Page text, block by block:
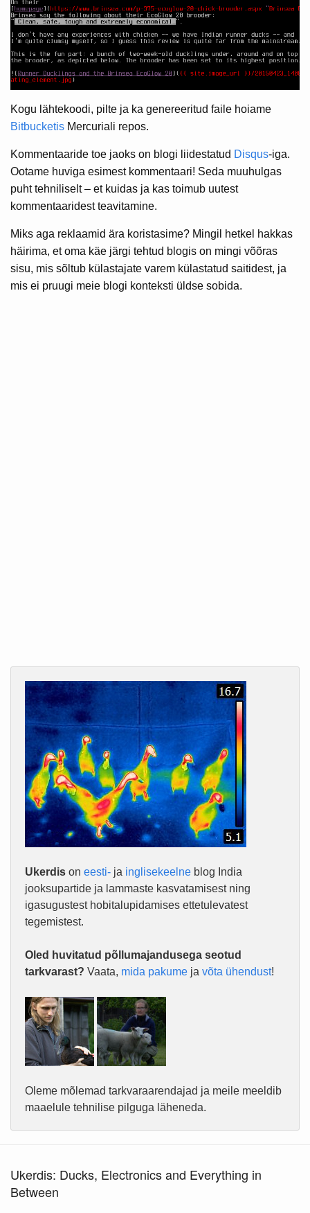
Kogu lähtekoodi, pilte ja ka genereeritud faile hoiame
Bitbucketis Mercuriali repos.
Kommentaaride toe jaoks on blogi liidestatud Disqus-iga.
Ootame huviga esimest kommentaari! Seda muuhulgas
puht tehniliselt – et kuidas ja kas toimub uutest
kommentaaridest teavitamine.
Miks aga reklaamid ära koristasime? Mingil hetkel hakkas
häirima, et oma käe järgi tehtud blogis on mingi võõras
sisu, mis sõltub külastajate varem külastatud saitidest, ja
mis ei pruugi meie blogi konteksti üldse sobida.
Ukerdis on eesti- ja inglisekeelne blog India
jooksupartide ja lammaste kasvatamisest ning
igasugustest hobitalupidamises ettetulevatest
tegemistest.
Oled huvitatud põllumajandusega seotud
tarkvarast? Vaata, mida pakume ja võta ühendust!
Oleme mõlemad tarkvaraarendajad ja meile meeldib
maaelule tehnilise pilguga läheneda.
Ukerdis: Ducks, Electronics and Everything in
Between